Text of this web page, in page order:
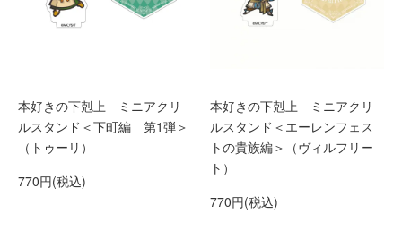
本好きの下剋上 ミニアクリ
ルスタンド＜下町編 第1弾＞
（トゥーリ）
770円(税込)
本好きの下剋上 ミニアクリ
ルスタンド＜エーレンフェス
トの貴族編＞（ヴィルフリー
ト）
770円(税込)